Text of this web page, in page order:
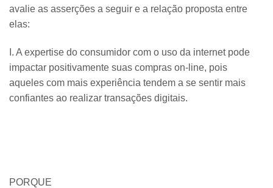
avalie as asserções a seguir e a relação proposta entre
elas:
I. A expertise do consumidor com o uso da internet pode
impactar positivamente suas compras on-line, pois
aqueles com mais experiência tendem a se sentir mais
confiantes ao realizar transações digitais.
PORQUE